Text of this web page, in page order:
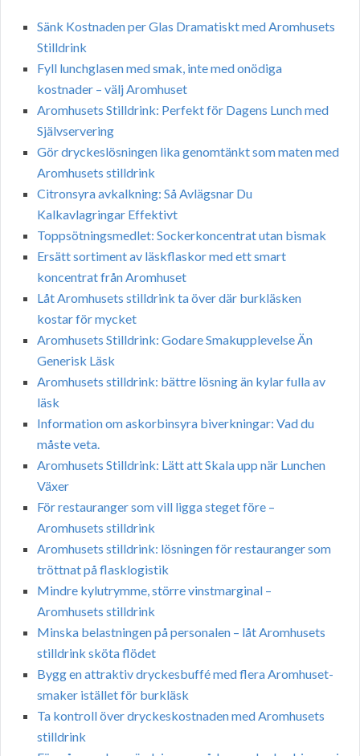
Sänk Kostnaden per Glas Dramatiskt med Aromhusets
Stilldrink
Fyll lunchglasen med smak, inte med onödiga
kostnader – välj Aromhuset
Aromhusets Stilldrink: Perfekt för Dagens Lunch med
Självservering
Gör dryckeslösningen lika genomtänkt som maten med
Aromhusets stilldrink
Citronsyra avkalkning: Så Avlägsnar Du
Kalkavlagringar Effektivt
Toppsötningsmedlet: Sockerkoncentrat utan bismak
Ersätt sortiment av läskflaskor med ett smart
koncentrat från Aromhuset
Låt Aromhusets stilldrink ta över där burkläsken
kostar för mycket
Aromhusets Stilldrink: Godare Smakupplevelse Än
Generisk Läsk
Aromhusets stilldrink: bättre lösning än kylar fulla av
läsk
Information om askorbinsyra biverkningar: Vad du
måste veta.
Aromhusets Stilldrink: Lätt att Skala upp när Lunchen
Växer
För restauranger som vill ligga steget före –
Aromhusets stilldrink
Aromhusets stilldrink: lösningen för restauranger som
tröttnat på flasklogistik
Mindre kylutrymme, större vinstmarginal –
Aromhusets stilldrink
Minska belastningen på personalen – låt Aromhusets
stilldrink sköta flödet
Bygg en attraktiv dryckesbuffé med flera Aromhuset-
smaker istället för burkläsk
Ta kontroll över dryckeskostnaden med Aromhusets
stilldrink